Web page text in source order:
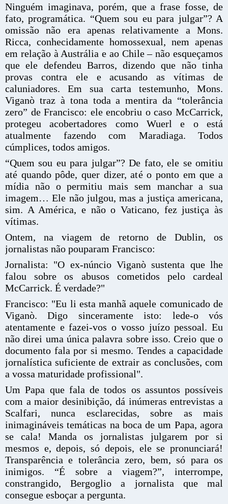
Ninguém imaginava, porém, que a frase fosse, de
fato, programática. “Quem sou eu para julgar”? A
omissão não era apenas relativamente a Mons.
Ricca, conhecidamente homossexual, nem apenas
em relação à Austrália e ao Chile – não esqueçamos
que ele defendeu Barros, dizendo que não tinha
provas contra ele e acusando as vítimas de
caluniadores. Em sua carta testemunho, Mons.
Viganò traz à tona toda a mentira da “tolerância
zero” de Francisco: ele encobriu o caso McCarrick,
protegeu acobertadores como Wuerl e o está
atualmente fazendo com Maradiaga. Todos
cúmplices, todos amigos.
“Quem sou eu para julgar”? De fato, ele se omitiu
até quando pôde, quer dizer, até o ponto em que a
mídia não o permitiu mais sem manchar a sua
imagem… Ele não julgou, mas a justiça americana,
sim. A América, e não o Vaticano, fez justiça às
vítimas.
Ontem, na viagem de retorno de Dublin, os
jornalistas não pouparam Francisco:
Jornalista: "O ex-núncio Viganò sustenta que lhe
falou sobre os abusos cometidos pelo cardeal
McCarrick. É verdade?"
Francisco: "Eu li esta manhã aquele comunicado de
Viganò. Digo sinceramente isto: lede-o vós
atentamente e fazei-vos o vosso juízo pessoal. Eu
não direi uma única palavra sobre isso. Creio que o
documento fala por si mesmo. Tendes a capacidade
jornalística suficiente de extrair as conclusões, com
a vossa maturidade profissional".
Um Papa que fala de todos os assuntos possíveis
com a maior desinibição, dá inúmeras entrevistas a
Scalfari, nunca esclarecidas, sobre as mais
inimagináveis temáticas na boca de um Papa, agora
se cala! Manda os jornalistas julgarem por si
mesmos e, depois, só depois, ele se pronunciará!
Transparência e tolerância zero, bem, só para os
inimigos. “É sobre a viagem?”, interrompe,
constrangido, Bergoglio a jornalista que mal
consegue esboçar a pergunta.